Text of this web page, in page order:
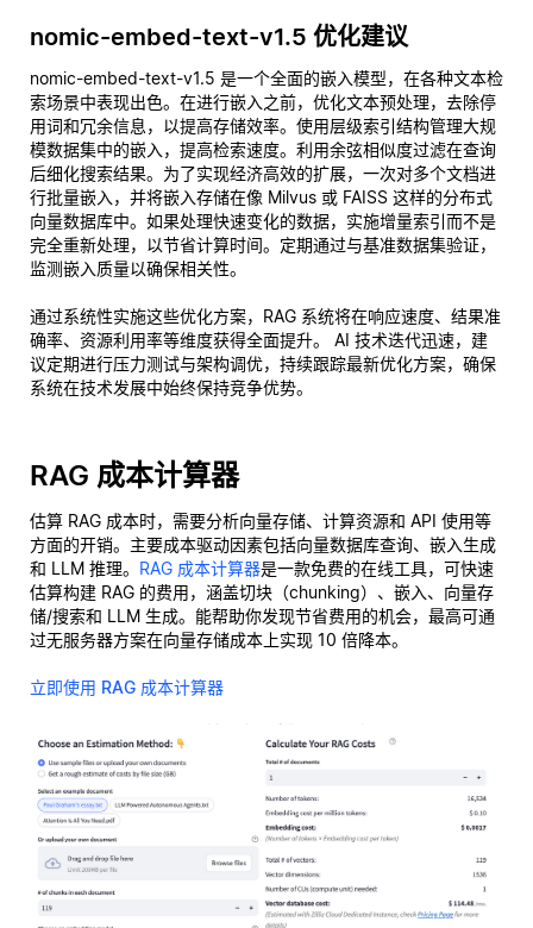
nomic-embed-text-v1.5 优化建议
nomic-embed-text-v1.5 是一个全面的嵌入模型，在各种文本检
索场景中表现出色。在进行嵌入之前，优化文本预处理，去除停
用词和冗余信息，以提高存储效率。使用层级索引结构管理大规
模数据集中的嵌入，提高检索速度。利用余弦相似度过滤在查询
后细化搜索结果。为了实现经济高效的扩展，一次对多个文档进
行批量嵌入，并将嵌入存储在像 Milvus 或 FAISS 这样的分布式
向量数据库中。如果处理快速变化的数据，实施增量索引而不是
完全重新处理，以节省计算时间。定期通过与基准数据集验证，
监测嵌入质量以确保相关性。
通过系统性实施这些优化方案，RAG 系统将在响应速度、结果准
确率、资源利用率等维度获得全面提升。 AI 技术迭代迅速，建
议定期进行压力测试与架构调优，持续跟踪最新优化方案，确保
系统在技术发展中始终保持竞争优势。
RAG 成本计算器
估算 RAG 成本时，需要分析向量存储、计算资源和 API 使用等
方面的开销。主要成本驱动因素包括向量数据库查询、嵌入生成
和 LLM 推理。 RAG 成本计算器是一款免费的在线工具，可快速
估算构建 RAG 的费用，涵盖切块（chunking）、嵌入、向量存
储/搜索和 LLM 生成。能帮助你发现节省费用的机会，最高可通
过无服务器方案在向量存储成本上实现 10 倍降本。
立即使用 RAG 成本计算器